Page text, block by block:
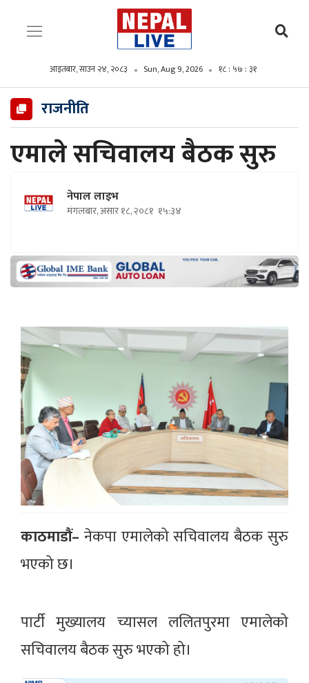
आइतबार, साउन २४, २०८३ Sun, Aug 9, 2026 १८ : ५७ : ३३
राजनीति
एमाले सचिवालय बैठक सुरु
नेपाल लाइभ
मंगलबार, असार १८, २०८१ १५:३४
काठमाडौं– नेकपा एमालेको सचिवालय बैठक सुरु
भएको छ।
पार्टी मुख्यालय च्यासल ललितपुरमा एमालेको
सचिवालय बैठक सुरु भएको हो।